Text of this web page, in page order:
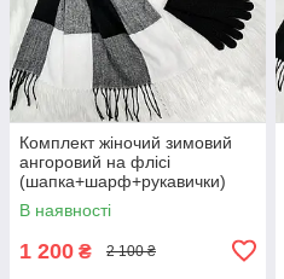
Комплект жіночий зимовий
ангоровий на флісі
(шапка+шарф+рукавички)
ODYSSEY 55-58 см
різнокольоровий 12815 - 1119
В наявності
1 200 ₴ 2 100 ₴